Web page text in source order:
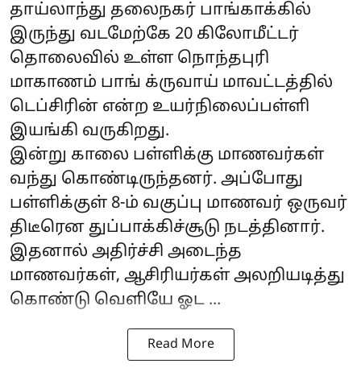
தாய்லாந்து தலைநகர் பாங்காக்கில்
இருந்து வடமேற்கே 20 கிலோமீட்டர்
தொலைவில் உள்ள நொந்தபுரி
மாகாணம் பாங் க்ருவாய் மாவட்டத்தில்
டெப்சிரின் என்ற உயர்நிலைப்பள்ளி
இயங்கி வருகிறது.
இன்று காலை பள்ளிக்கு மாணவர்கள்
வந்து கொண்டிருந்தனர். அப்போது
பள்ளிக்குள் 8-ம் வகுப்பு மாணவர் ஒருவர்
திடீரென துப்பாக்கிச்சூடு நடத்தினார்.
இதனால் அதிர்ச்சி அடைந்த
மாணவர்கள், ஆசிரியர்கள் அலறியடித்து
கொண்டு வெளியே ஓட ...
Read More